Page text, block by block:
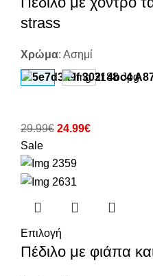
strass
Χρώμα: Ασημί
29.99€ 24.99€
Sale
Επιλογή
Πέδιλο με φιάπα